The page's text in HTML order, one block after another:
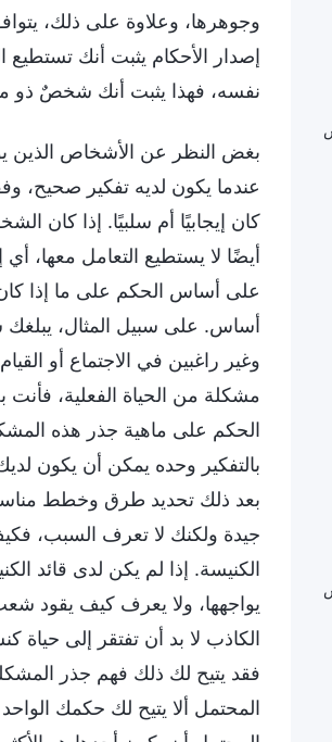
وجوهرها، وعلاوة على ذلك،
إصدار الأحكام يثبت أنك تستطيع
نفسه، فهذا يثبت أنك شخصٌ ذو
بغض النظر عن الأشخاص الذين
عندما يكون لديه تفكير صحيح،
كان إيجابيًا أم سلبيًا. إذا كان
أيضًا لا يستطيع التعامل معها،
على أساس الحكم على ما إذا
أساس. على سبيل المثال، يبلغك
وغير راغبين في الاجتماع أو
مشكلة من الحياة الفعلية،
الحكم على ماهية جذر هذه
بالتفكير وحده يمكن أن يكون
بعد ذلك تحديد طرق وخطط
جيدة ولكنك لا تعرف السبب،
الكنيسة. إذا لم يكن لدى قائد
يواجهها، ولا يعرف كيف يقود شعب
الكاذب لا بد أن تفتقر إلى
فقد يتيح لك ذلك فهم جذر
المحتمل ألا يتيح لك حكمك